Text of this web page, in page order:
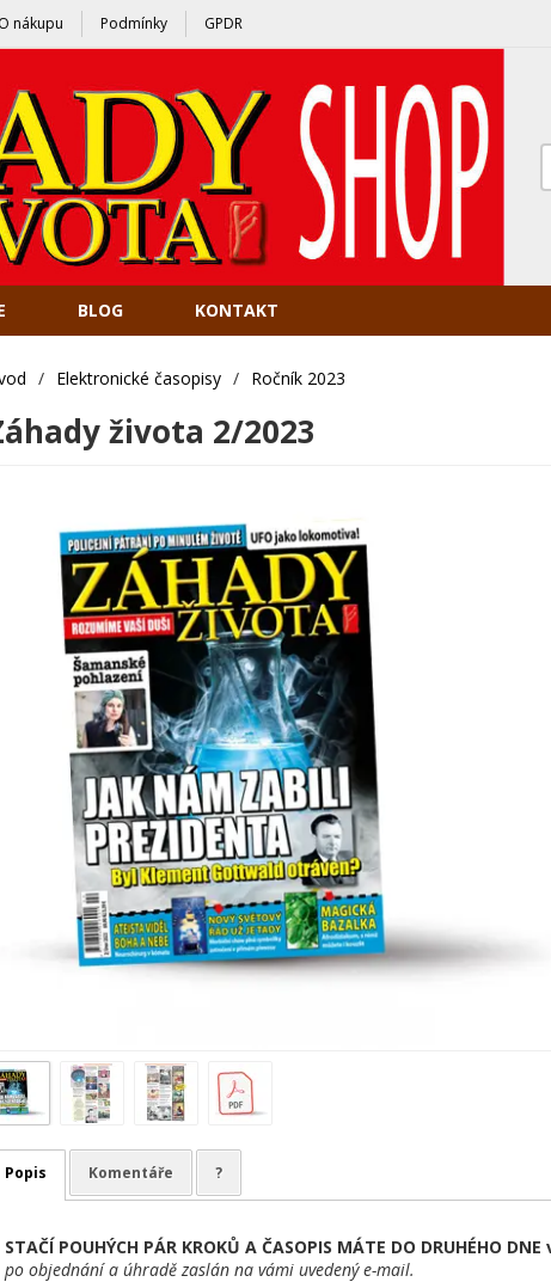
O nákupu Podmínky GPDR
BLOG KONTAKT
/ Elektronické časopisy / Ročník 2023
života 2/2023
Popis Komentáře ?
STAČÍ POUHÝCH PÁR KROKŮ A ČASOPIS MÁTE DO DRUHÉHO
po objednání a úhradě zaslán na vámi uvedený e-mail.